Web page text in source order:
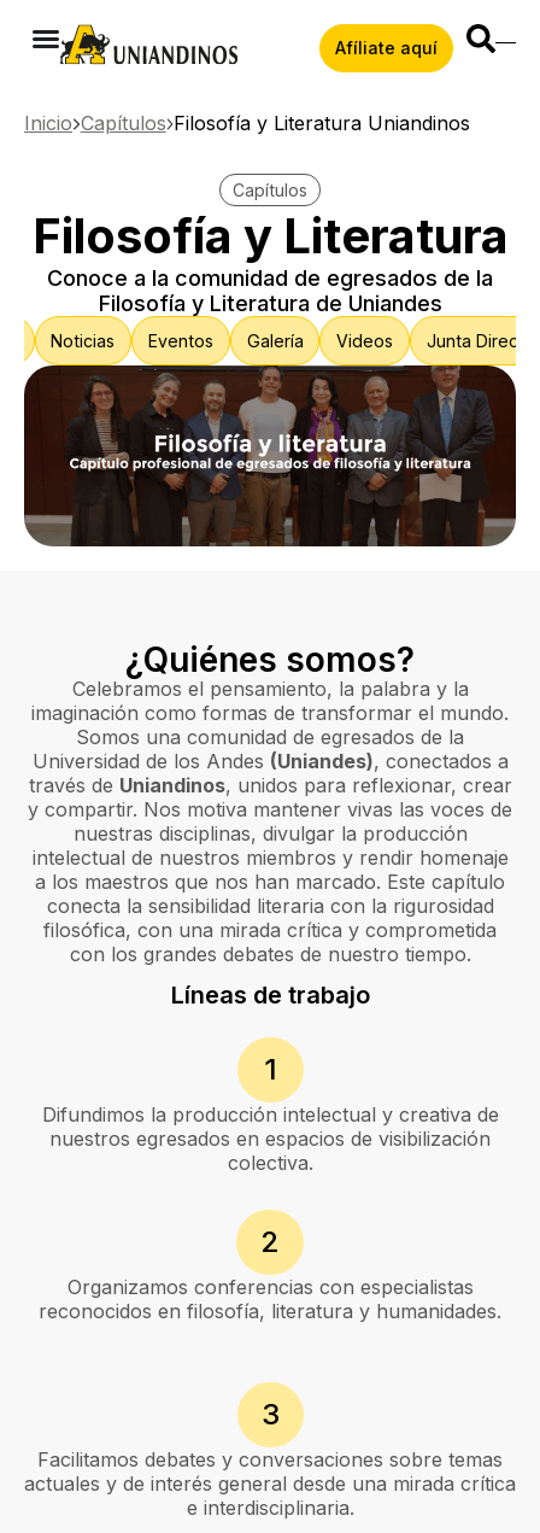
Afíliate aquí
Inicio Capítulos Filosofía y Literatura Uniandinos
Capítulos
Filosofía y Literatura
Conoce a la comunidad de egresados de la
Filosofía y Literatura de Uniandes
Noticias Eventos Galería Videos Junta
¿Quiénes somos?
Celebramos el pensamiento, la palabra y la
imaginación como formas de transformar el mundo.
Somos una comunidad de egresados de la
Universidad de los Andes (Uniandes), conectados a
través de Uniandinos, unidos para reflexionar, crear
y compartir. Nos motiva mantener vivas las voces de
nuestras disciplinas, divulgar la producción
intelectual de nuestros miembros y rendir homenaje
a los maestros que nos han marcado. Este capítulo
conecta la sensibilidad literaria con la rigurosidad
filosófica, con una mirada crítica y comprometida
con los grandes debates de nuestro tiempo.
Líneas de trabajo
1
Difundimos la producción intelectual y creativa de
nuestros egresados en espacios de visibilización
colectiva.
2
Organizamos conferencias con especialistas
reconocidos en filosofía, literatura y humanidades.
3
Facilitamos debates y conversaciones sobre temas
actuales y de interés general desde una mirada crítica
e interdisciplinaria.